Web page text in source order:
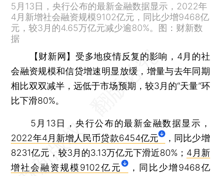
5月13日，央行公布的最新金融数据显示，2022年
4月新增社会融资规模9102亿元，同比少增9468亿
元，较3月的4.65万亿元减少逾80%。图：财新数
据
【财新网】 受多地疫情反复的影响，4月的社
会融资规模和信贷增速明显放缓，增量与去年同期
相比双双减半，远低于市场预期，较3月的“天量”环
比下滑80%。
5月13日，央行公布的最新金融数据显示，
2022年4月新增人民币贷款6454亿元
，同比少增
8231亿元，较3月的3.13万亿元下滑近80%； 4月新
增社会融资规模9102亿元
，同比少增9468亿